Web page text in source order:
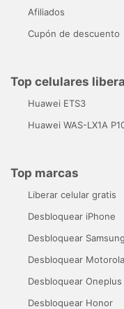
Afiliados
Cupón de descuento
Top celulares
Huawei ETS3
Huawei WAS-LX1A
Top marcas
Liberar celular gratis
Desbloquear iPhone
Desbloquear Samsung
Desbloquear Motorola
Desbloquear Oneplus
Desbloquear Honor